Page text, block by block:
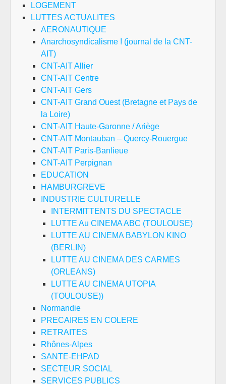
LOGEMENT
LUTTES ACTUALITES
AERONAUTIQUE
Anarchosyndicalisme ! (journal de la CNT-
AIT)
CNT-AIT Allier
CNT-AIT Centre
CNT-AIT Gers
CNT-AIT Grand Ouest (Bretagne et Pays de
la Loire)
CNT-AIT Haute-Garonne / Ariège
CNT-AIT Montauban – Quercy-Rouergue
CNT-AIT Paris-Banlieue
CNT-AIT Perpignan
EDUCATION
HAMBURGREVE
INDUSTRIE CULTURELLE
INTERMITTENTS DU SPECTACLE
LUTTE Au CINEMA ABC (TOULOUSE)
LUTTE AU CINEMA BABYLON KINO
(BERLIN)
LUTTE AU CINEMA DES CARMES
(ORLEANS)
LUTTE AU CINEMA UTOPIA
(TOULOUSE))
Normandie
PRECAIRES EN COLERE
RETRAITES
Rhônes-Alpes
SANTE-EHPAD
SECTEUR SOCIAL
SERVICES PUBLICS